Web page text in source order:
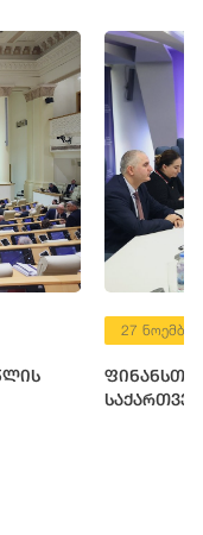
27
ფინანსთა